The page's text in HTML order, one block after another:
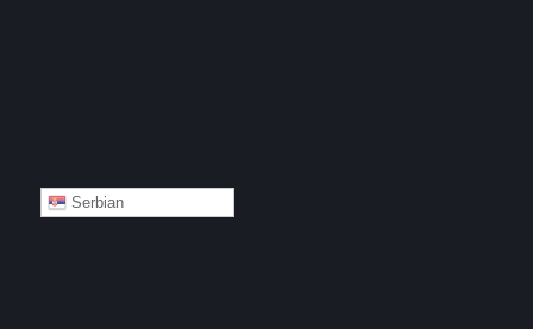
Serbian